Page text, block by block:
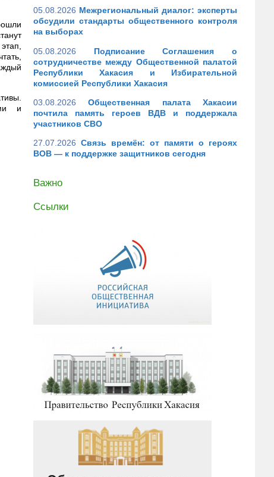
и
05.08.2026 Межрегиональный диалог: эксперты
обсудили стандарты общественного контроля
на выборах
05.08.2026
Подписание Соглашения о
сотрудничестве между Общественной палатой
Республики Хакасия и Избирательной
комиссией Республики Хакасия
03.08.2026
Общественная палата Хакасии
почтила память героев ВДВ и поддержала
участников СВО
27.07.2026 Связь времён: от памяти о героях
ВОВ — к поддержке защитников сегодня
Важно
Ссылки